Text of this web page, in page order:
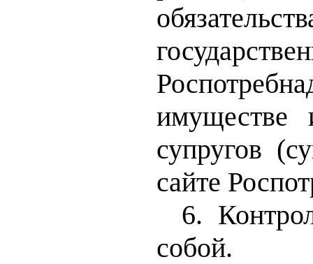
имуществе
супругов
сайте
6.
собой.